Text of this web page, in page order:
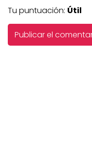
Tu puntuación: Útil